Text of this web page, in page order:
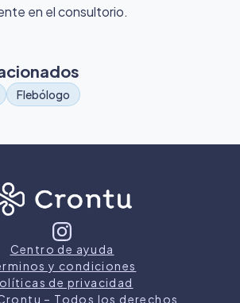
en el consultorio.
Flebólogo
Centro de ayuda
y condiciones
de privacidad
– Todos los derechos